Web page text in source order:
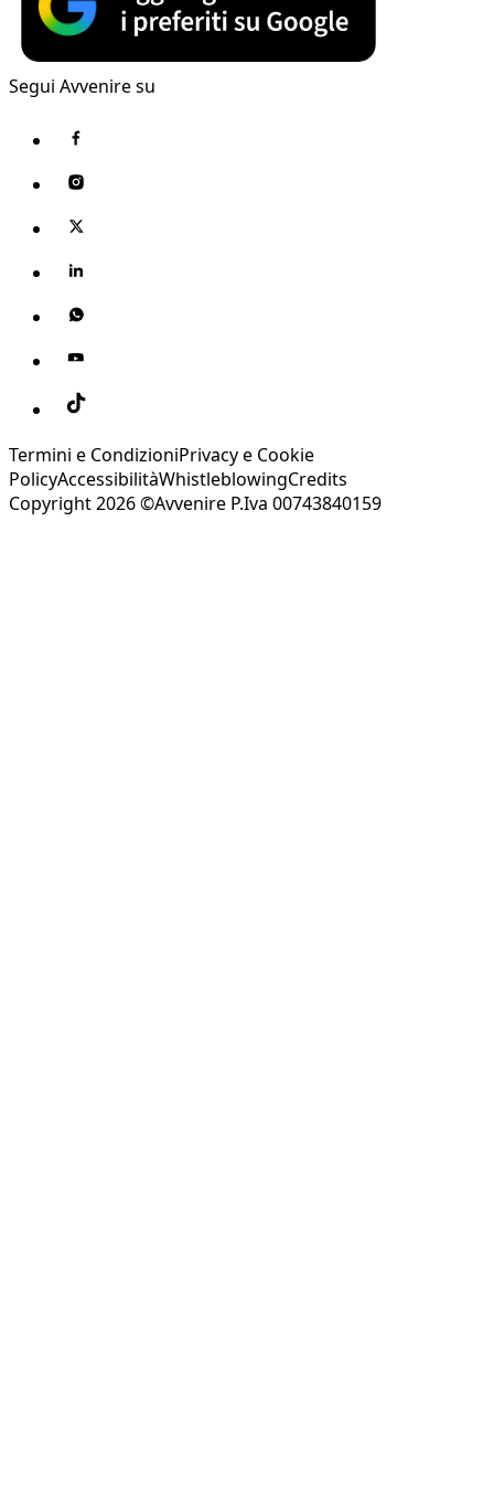
Segui Avvenire su
Termini e CondizioniPrivacy e Cookie
PolicyAccessibilitàWhistleblowingCredits
Copyright 2026 ©Avvenire P.Iva 00743840159